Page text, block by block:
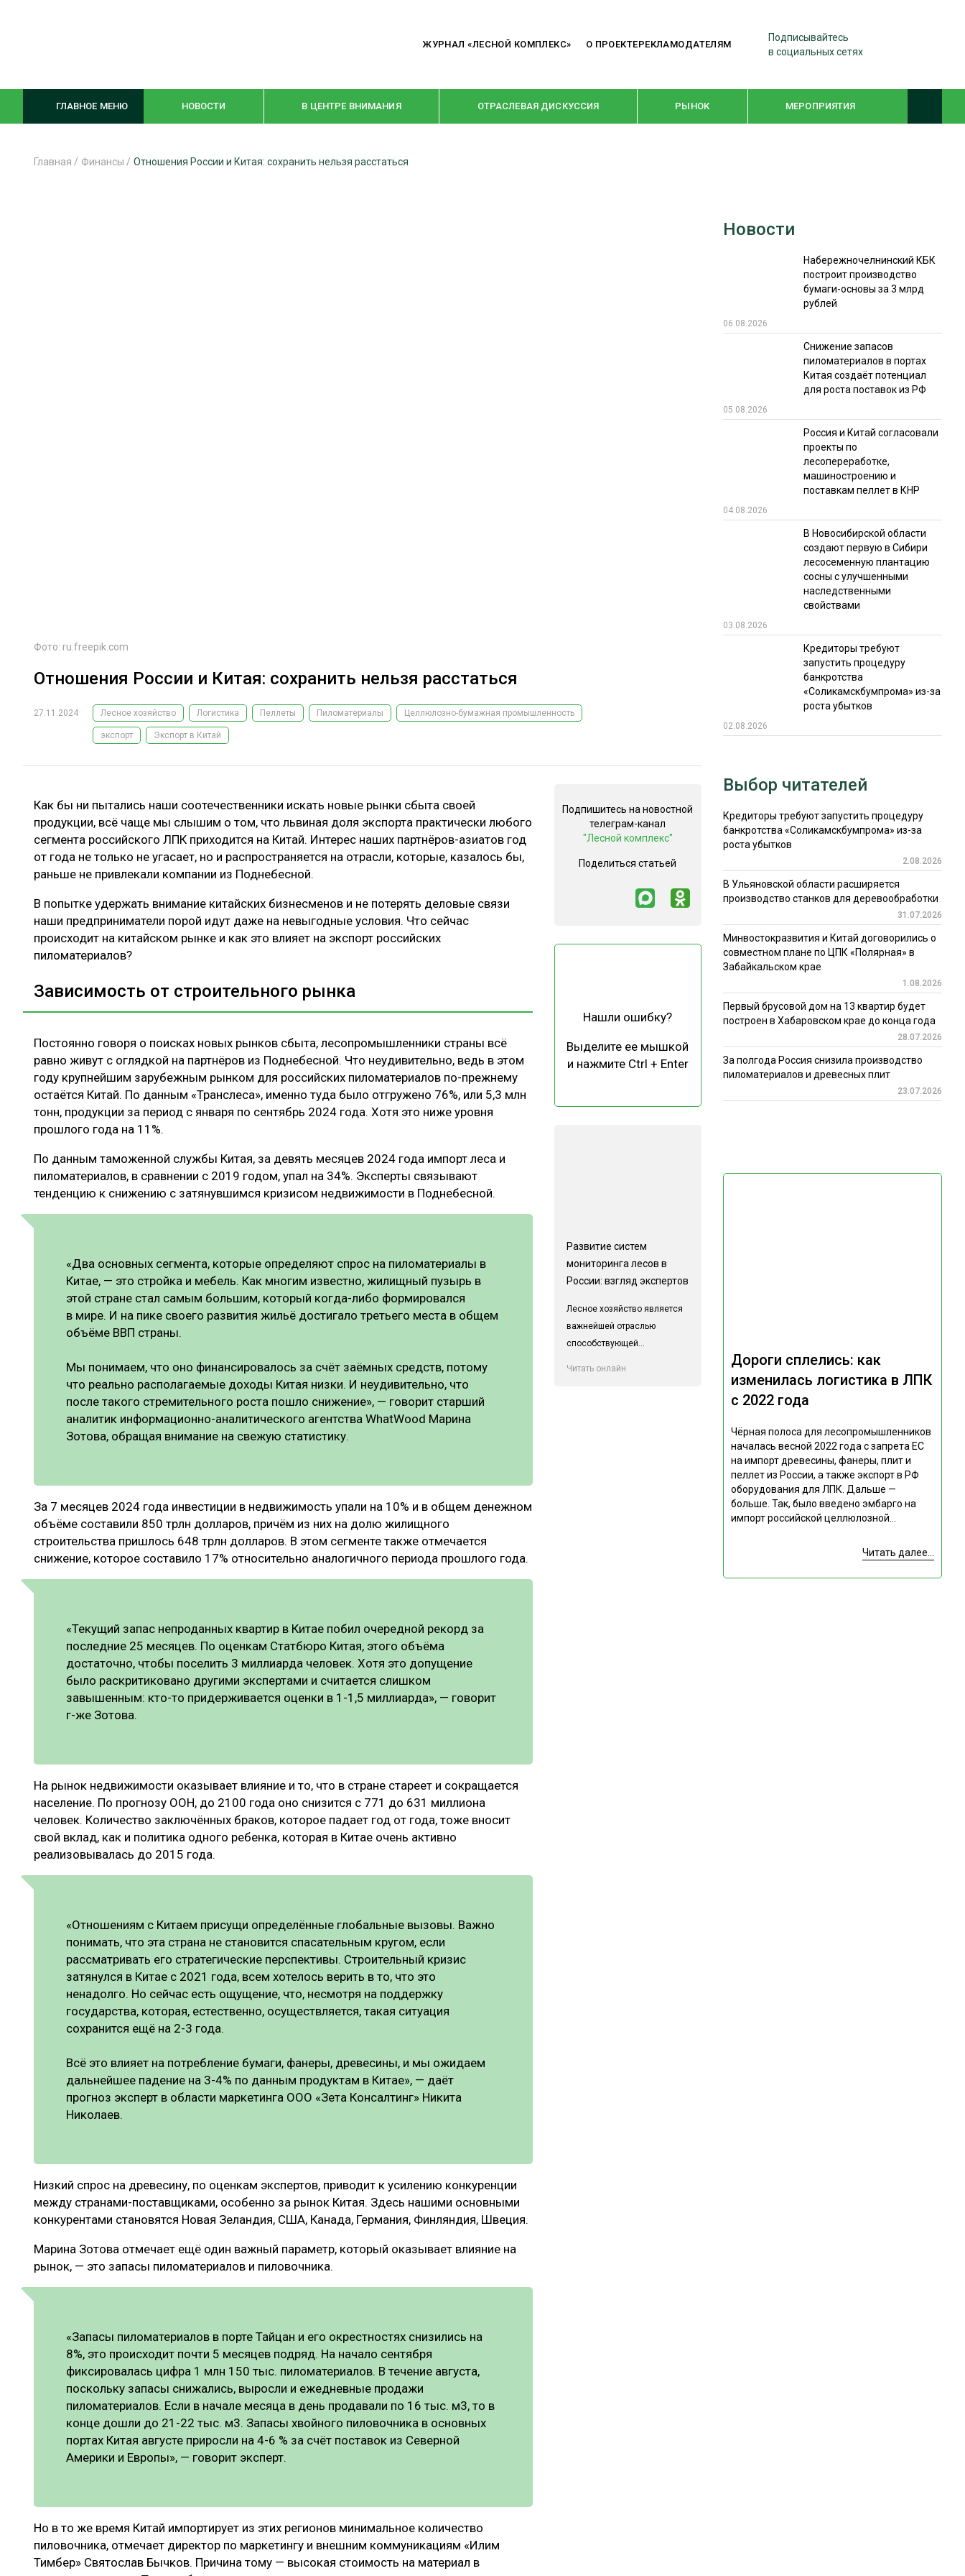
ЖУРНАЛ «ЛЕСНОЙ КОМПЛЕКС» О ПРОЕКТЕРЕКЛАМОДАТЕЛЯМ
Подписывайтесь
в социальных сетях
ГЛАВНОЕ МЕНЮ НОВОСТИ В ЦЕНТРЕ ВНИМАНИЯ ОТРАСЛЕВАЯ ДИСКУССИЯ РЫНОК МЕРОПРИЯТИЯ
WOODEX-2021
СУШКА ДРЕВЕСИНЫ
ИТОГИ МЕРОПРИЯТИЙ
Главная / Финансы / Отношения России и Китая: сохранить нельзя расстаться
Фото: ru.freepik.com
Отношения России и Китая: сохранить нельзя расстаться
27.11.2024 Лесное хозяйство Логистика Пеллеты Пиломатериалы Целлюлозно-бумажная промышленность
экспорт Экспорт в Китай
Как бы ни пытались наши соотечественники искать новые рынки сбыта своей
продукции, всё чаще мы слышим о том, что львиная доля экспорта практически любого
сегмента российского ЛПК приходится на Китай. Интерес наших партнёров-азиатов год
от года не только не угасает, но и распространяется на отрасли, которые, казалось бы,
раньше не привлекали компании из Поднебесной.
В попытке удержать внимание китайских бизнесменов и не потерять деловые связи
наши предприниматели порой идут даже на невыгодные условия. Что сейчас
происходит на китайском рынке и как это влияет на экспорт российских
пиломатериалов?
Зависимость от строительного рынка
Постоянно говоря о поисках новых рынков сбыта, лесопромышленники страны всё
равно живут с оглядкой на партнёров из Поднебесной. Что неудивительно, ведь в этом
году крупнейшим зарубежным рынком для российских пиломатериалов по-прежнему
остаётся Китай. По данным «Транслеса», именно туда было отгружено 76%, или 5,3 млн
тонн, продукции за период с января по сентябрь 2024 года. Хотя это ниже уровня
прошлого года на 11%.
По данным таможенной службы Китая, за девять месяцев 2024 года импорт леса и
пиломатериалов, в сравнении с 2019 годом, упал на 34%. Эксперты связывают
тенденцию к снижению с затянувшимся кризисом недвижимости в Поднебесной.
«Два основных сегмента, которые определяют спрос на пиломатериалы в
Китае, — это стройка и мебель. Как многим известно, жилищный пузырь в
этой стране стал самым большим, который когда-либо формировался
в мире. И на пике своего развития жильё достигало третьего места в общем
объёме ВВП страны.
Мы понимаем, что оно финансировалось за счёт заёмных средств, потому
что реально располагаемые доходы Китая низки. И неудивительно, что
после такого стремительного роста пошло снижение», — говорит старший
аналитик информационно-аналитического агентства WhatWood Марина
Зотова, обращая внимание на свежую статистику.
За 7 месяцев 2024 года инвестиции в недвижимость упали на 10% и в общем денежном
объёме составили 850 трлн долларов, причём из них на долю жилищного
строительства пришлось 648 трлн долларов. В этом сегменте также отмечается
снижение, которое составило 17% относительно аналогичного периода прошлого года.
«Текущий запас непроданных квартир в Китае побил очередной рекорд за
последние 25 месяцев. По оценкам Статбюро Китая, этого объёма
достаточно, чтобы поселить 3 миллиарда человек. Хотя это допущение
было раскритиковано другими экспертами и считается слишком
завышенным: кто-то придерживается оценки в 1-1,5 миллиарда», — говорит
г-же Зотова.
На рынок недвижимости оказывает влияние и то, что в стране стареет и сокращается
население. По прогнозу ООН, до 2100 года оно снизится с 771 до 631 миллиона
человек. Количество заключённых браков, которое падает год от года, тоже вносит
свой вклад, как и политика одного ребенка, которая в Китае очень активно
реализовывалась до 2015 года.
«Отношениям с Китаем присущи определённые глобальные вызовы. Важно
понимать, что эта страна не становится спасательным кругом, если
рассматривать его стратегические перспективы. Строительный кризис
затянулся в Китае с 2021 года, всем хотелось верить в то, что это
ненадолго. Но сейчас есть ощущение, что, несмотря на поддержку
государства, которая, естественно, осуществляется, такая ситуация
сохранится ещё на 2-3 года.
Всё это влияет на потребление бумаги, фанеры, древесины, и мы ожидаем
дальнейшее падение на 3-4% по данным продуктам в Китае», — даёт
прогноз эксперт в области маркетинга ООО «Зета Консалтинг» Никита
Николаев.
Низкий спрос на древесину, по оценкам экспертов, приводит к усилению конкуренции
между странами-поставщиками, особенно за рынок Китая. Здесь нашими основными
конкурентами становятся Новая Зеландия, США, Канада, Германия, Финляндия, Швеция.
Марина Зотова отмечает ещё один важный параметр, который оказывает влияние на
рынок, — это запасы пиломатериалов и пиловочника.
«Запасы пиломатериалов в порте Тайцан и его окрестностях снизились на
8%, это происходит почти 5 месяцев подряд. На начало сентября
фиксировалась цифра 1 млн 150 тыс. пиломатериалов. В течение августа,
поскольку запасы снижались, выросли и ежедневные продажи
пиломатериалов. Если в начале месяца в день продавали по 16 тыс. м3, то в
конце дошли до 21-22 тыс. м3. Запасы хвойного пиловочника в основных
портах Китая августе приросли на 4-6 % за счёт поставок из Северной
Америки и Европы», — говорит эксперт.
Но в то же время Китай импортирует из этих регионов минимальное количество
пиловочника, отмечает директор по маркетингу и внешним коммуникациям «Илим
Тимбер» Святослав Бычков. Причина тому — высокая стоимость на материал в
Подпишитесь на новостной
телеграм-канал
"Лесной комплекс"
Поделиться статьей
Нашли ошибку?
Выделите ее мышкой
и нажмите Ctrl + Enter
Развитие систем
мониторинга лесов в
России: взгляд экспертов
Лесное хозяйство является
важнейшей отраслью
способствующей...
Читать онлайн
Новости
Набережночелнинский КБК
построит производство
бумаги-основы за 3 млрд
рублей
06.08.2026
Снижение запасов
пиломатериалов в портах
Китая создаёт потенциал
для роста поставок из РФ
05.08.2026
Россия и Китай согласовали
проекты по
лесопереработке,
машиностроению и
поставкам пеллет в КНР
04.08.2026
В Новосибирской области
создают первую в Сибири
лесосеменную плантацию
сосны с улучшенными
наследственными
свойствами
03.08.2026
Кредиторы требуют
запустить процедуру
банкротства
«Соликамскбумпрома» из-за
роста убытков
02.08.2026
Дороги сплелись: как
изменилась логистика в ЛПК
с 2022 года
Чёрная полоса для лесопромышленников
началась весной 2022 года с запрета ЕС
на импорт древесины, фанеры, плит и
пеллет из России, а также экспорт в РФ
оборудования для ЛПК. Дальше —
больше. Так, было введено эмбарго на
импорт российской целлюлозной...
Читать далее...
Выбор читателей
Кредиторы требуют запустить процедуру
банкротства «Соликамскбумпрома» из-за
роста убытков
2.08.2026
В Ульяновской области расширяется
производство станков для деревообработки
31.07.2026
Минвостокразвития и Китай договорились о
совместном плане по ЦПК «Полярная» в
Забайкальском крае
1.08.2026
Первый брусовой дом на 13 квартир будет
построен в Хабаровском крае до конца года
28.07.2026
За полгода Россия снизила производство
пиломатериалов и древесных плит
23.07.2026